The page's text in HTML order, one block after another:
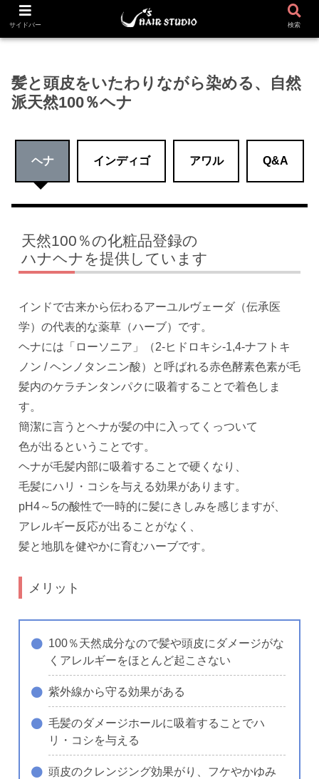
ヘナ／インディゴ
髪と頭皮をいたわりながら染める、自然
派天然100％ヘナ
ヘナ インディゴ アワル Q&A
天然100％の化粧品登録の
ハナヘナを提供しています
インドで古来から伝わるアーユルヴェーダ（伝承医
学）の代表的な薬草（ハーブ）です。
ヘナには「ローソニア」（2-ヒドロキシ-1,4-ナフトキ
ノン / ヘンノタンニン酸）と呼ばれる赤色酵素色素が毛
髪内のケラチンタンパクに吸着することで着色しま
す。
簡潔に言うとヘナが髪の中に入ってくっついて
色が出るということです。
ヘナが毛髪内部に吸着することで硬くなり、
毛髪にハリ・コシを与える効果があります。
pH4～5の酸性で一時的に髪にきしみを感じますが、
アレルギー反応が出ることがなく、
髪と地肌を健やかに育むハーブです。
メリット
100％天然成分なので髪や頭皮にダメージがな
くアレルギーをほとんど起こさない
紫外線から守る効果がある
毛髪のダメージホールに吸着することでハ
リ・コシを与える
頭皮のクレンジング効果がり、フケやかゆみ
サイドバー 検索